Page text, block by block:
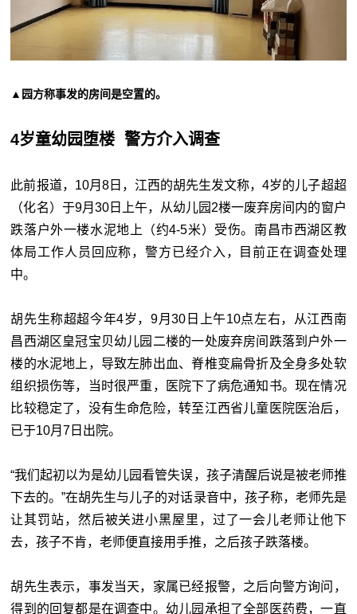
▲园方称事发的房间是空置的。
4岁童幼园堕楼 警方介入调查
此前报道，10月8日，江西的胡先生发文称，4岁的儿子超超
（化名）于9月30日上午，从幼儿园2楼一废弃房间内的窗户
跌落户外一楼水泥地上（约4-5米）受伤。南昌市西湖区教
体局工作人员回应称，警方已经介入，目前正在调查处理
中。
胡先生称超超今年4岁，9月30日上午10点左右，从江西南
昌西湖区皇冠宝贝幼儿园二楼的一处废弃房间跌落到户外一
楼的水泥地上，导致左肺出血、脊椎变扁骨折及全身多处软
组织损伤等，当时很严重，医院下了病危通知书。现在情况
比较稳定了，没有生命危险，转至江西省儿童医院医治后，
已于10月7日出院。
“我们起初以为是幼儿园看管失误，孩子清醒后说是被老师推
下去的。”在胡先生与儿子的对话录音中，孩子称，老师先是
让其罚站，然后被关进小黑屋里，过了一会儿老师让他下
去，孩子不肯，老师便直接用手推，之后孩子跌落楼。
胡先生表示，事发当天，家属已经报警，之后向警方询问，
得到的回复都是在调查中。幼儿园承担了全部医药费，一直